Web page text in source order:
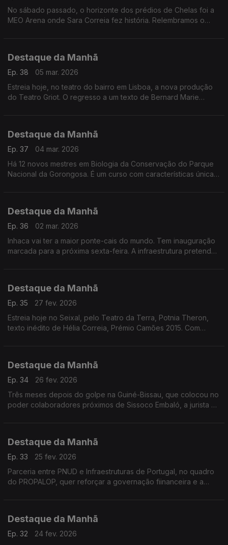
No sábado passado, o horizonte dos prédios de Chelas foi a
MEO Arena onde Sara Correia fez história. Relembramos o
Destaque da Manhã
Ep. 38
05 mar. 2026
Estreia hoje, no teatro do bairro em Lisboa, a nova produção
do Teatro Griot. O regresso a um texto de Bernard Marie
Destaque da Manhã
Ep. 37
04 mar. 2026
Há 12 novos mestres em Biologia da Conservação do Parque
Nacional da Gorongosa. É um curso com características únicas
Destaque da Manhã
Ep. 36
02 mar. 2026
Inhaca vai ter a maior ponte-cais do mundo. Tem inauguração
marcada para a próxima sexta-feira. A infraestrutura pretende
Destaque da Manhã
Ep. 35
27 fev. 2026
Estreia hoje no Seixal, pelo Teatro da Terra, Potnia Theron,
texto inédito de Hélia Correia, Prémio Camões 2015. Com
Destaque da Manhã
Ep. 34
26 fev. 2026
Três meses depois do golpe na Guiné-Bissau, que colocou no
poder colaboradores próximos de Sissoco Embaló, a jurista e
Destaque da Manhã
Ep. 33
25 fev. 2026
Parceria entre PNUD e Infraestruturas de Portugal, no quadro
do PROPALOP, quer reforçar a governação fiinanceira e a
Destaque da Manhã
Ep. 32
24 fev. 2026